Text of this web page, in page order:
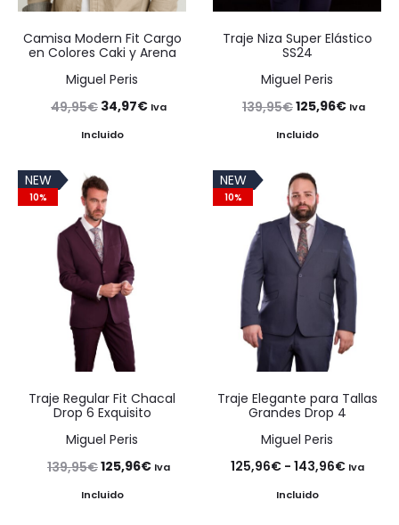
Camisa Modern Fit Cargo
en Colores Caki y Arena
Miguel Peris
49,95€ El
precio
era:
49,95€.
34,97€ElIva
Incluido
Traje Niza Super Elástico
SS24
Miguel Peris
139,95€El
precio
era:
139,95€.
125,96€ElIva
Incluido
NEW
10%
Traje Regular Fit Chacal
Drop 6 Exquisito
Miguel Peris
139,95€El
precio
125,96€ElIva
Incluido
NEW
10%
Traje Elegante para Tallas
Grandes Drop 4
Miguel Peris
125,96€ - 143,96€Rango
Iva
Incluido